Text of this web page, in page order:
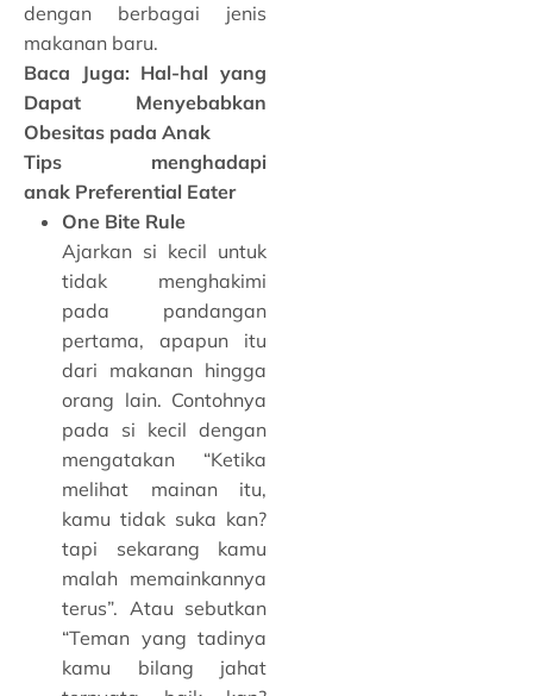
dengan berbagai jenis
makanan baru.
Baca Juga: Hal-hal yang
Dapat Menyebabkan
Obesitas pada Anak
Tips menghadapi
anak Preferential Eater
One Bite Rule
Ajarkan si kecil untuk
tidak menghakimi
pada pandangan
pertama, apapun itu
dari makanan hingga
orang lain. Contohnya
pada si kecil dengan
mengatakan “Ketika
melihat mainan itu,
kamu tidak suka kan?
tapi sekarang kamu
malah memainkannya
terus”. Atau sebutkan
“Teman yang tadinya
kamu bilang jahat